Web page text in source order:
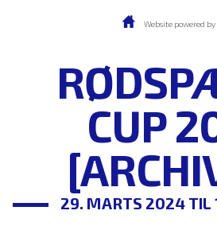
Website powered by
CUP
29. MARTS 2024 TIL